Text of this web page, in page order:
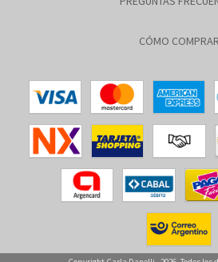
CÓMO COMPRAR